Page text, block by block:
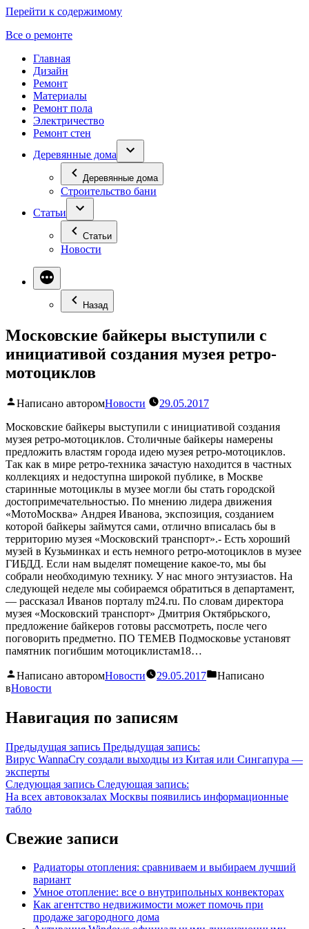
Перейти к содержимому
Все о ремонте
Главная
Дизайн
Ремонт
Материалы
Ремонт пола
Электричество
Ремонт стен
Деревянные дома
Деревянные дома
Строительство бани
Статьи
Статьи
Новости
Назад
Московские байкеры выступили с
инициативой создания музея ретро-
мотоциклов
Написано авторомНовости
29.05.2017
Московские байкеры выступили с инициативой создания
музея ретро-мотоциклов. Столичные байкеры намерены
предложить властям города идею музея ретро-мотоциклов.
Так как в мире ретро-техника зачастую находится в частных
коллекциях и недоступна широкой публике, в Москве
старинные мотоциклы в музее могли бы стать городской
достопримечательностью. По мнению лидера движения
«МотоМосква» Андрея Иванова, экспозиция, созданием
которой байкеры займутся сами, отлично вписалась бы в
территорию музея «Московский транспорт».- Есть хороший
музей в Кузьминках и есть немного ретро-мотоциклов в музее
ГИБДД. Если нам выделят помещение какое-то, мы бы
собрали необходимую технику. У нас много энтузиастов. На
следующей неделе мы собираемся обратиться в департамент,
— рассказал Иванов порталу m24.ru. По словам директора
музея «Московский транспорт» Дмитрия Октябрьского,
предложение байкеров готовы рассмотреть, после чего
поговорить предметно. ПО ТЕМЕВ Подмосковье установят
памятник погибшим мотоциклистам18…
Написано авторомНовости 29.05.2017
Написано
вНовости
Навигация по записям
Предыдущая запись Предыдущая запись:
Вирус WannaCry создали выходцы из Китая или Сингапура —
эксперты
Следующая запись Следующая запись:
На всех автовокзалах Москвы появились информационные
табло
Свежие записи
Радиаторы отопления: сравниваем и выбираем лучший
вариант
Умное отопление: все о внутрипольных конвекторах
Как агентство недвижимости может помочь при
продаже загородного дома